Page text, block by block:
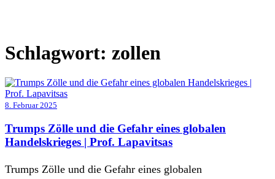
Schlagwort: zollen
8. Februar 2025
Trumps Zölle und die Gefahr eines globalen
Handelskrieges | Prof. Lapavitsas
Trumps Zölle und die Gefahr eines globalen